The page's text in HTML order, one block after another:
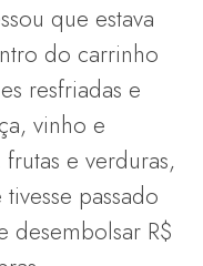
que estava
do carrinho
resfriadas e
vinho e
e verduras,
passado
desembolsar R$